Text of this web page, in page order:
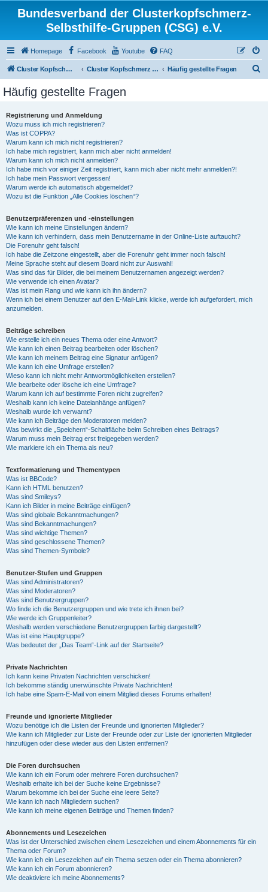
Bundesverband der Clusterkopfschmerz-
Selbsthilfe-Gruppen (CSG) e.V.
Homepage Facebook Youtube FAQ
Cluster Kopfschmerz Homepage Cluster Kopfschmerz Forum Häufig gestellte Fragen
Häufig gestellte Fragen
Registrierung und Anmeldung
Wozu muss ich mich registrieren?
Was ist COPPA?
Warum kann ich mich nicht registrieren?
Ich habe mich registriert, kann mich aber nicht anmelden!
Warum kann ich mich nicht anmelden?
Ich habe mich vor einiger Zeit registriert, kann mich aber nicht mehr anmelden?!
Ich habe mein Passwort vergessen!
Warum werde ich automatisch abgemeldet?
Wozu ist die Funktion „Alle Cookies löschen“?
Benutzerpräferenzen und -einstellungen
Wie kann ich meine Einstellungen ändern?
Wie kann ich verhindern, dass mein Benutzername in der Online-Liste auftaucht?
Die Forenuhr geht falsch!
Ich habe die Zeitzone eingestellt, aber die Forenuhr geht immer noch falsch!
Meine Sprache steht auf diesem Board nicht zur Auswahl!
Was sind das für Bilder, die bei meinem Benutzernamen angezeigt werden?
Wie verwende ich einen Avatar?
Was ist mein Rang und wie kann ich ihn ändern?
Wenn ich bei einem Benutzer auf den E-Mail-Link klicke, werde ich aufgefordert, mich
anzumelden.
Beiträge schreiben
Wie erstelle ich ein neues Thema oder eine Antwort?
Wie kann ich einen Beitrag bearbeiten oder löschen?
Wie kann ich meinem Beitrag eine Signatur anfügen?
Wie kann ich eine Umfrage erstellen?
Wieso kann ich nicht mehr Antwortmöglichkeiten erstellen?
Wie bearbeite oder lösche ich eine Umfrage?
Warum kann ich auf bestimmte Foren nicht zugreifen?
Weshalb kann ich keine Dateianhänge anfügen?
Weshalb wurde ich verwarnt?
Wie kann ich Beiträge den Moderatoren melden?
Was bewirkt die „Speichern“-Schaltfläche beim Schreiben eines Beitrags?
Warum muss mein Beitrag erst freigegeben werden?
Wie markiere ich ein Thema als neu?
Textformatierung und Thementypen
Was ist BBCode?
Kann ich HTML benutzen?
Was sind Smileys?
Kann ich Bilder in meine Beiträge einfügen?
Was sind globale Bekanntmachungen?
Was sind Bekanntmachungen?
Was sind wichtige Themen?
Was sind geschlossene Themen?
Was sind Themen-Symbole?
Benutzer-Stufen und Gruppen
Was sind Administratoren?
Was sind Moderatoren?
Was sind Benutzergruppen?
Wo finde ich die Benutzergruppen und wie trete ich ihnen bei?
Wie werde ich Gruppenleiter?
Weshalb werden verschiedene Benutzergruppen farbig dargestellt?
Was ist eine Hauptgruppe?
Was bedeutet der „Das Team“-Link auf der Startseite?
Private Nachrichten
Ich kann keine Privaten Nachrichten verschicken!
Ich bekomme ständig unerwünschte Private Nachrichten!
Ich habe eine Spam-E-Mail von einem Mitglied dieses Forums erhalten!
Freunde und ignorierte Mitglieder
Wozu benötige ich die Listen der Freunde und ignorierten Mitglieder?
Wie kann ich Mitglieder zur Liste der Freunde oder zur Liste der ignorierten Mitglieder
hinzufügen oder diese wieder aus den Listen entfernen?
Die Foren durchsuchen
Wie kann ich ein Forum oder mehrere Foren durchsuchen?
Weshalb erhalte ich bei der Suche keine Ergebnisse?
Warum bekomme ich bei der Suche eine leere Seite?
Wie kann ich nach Mitgliedern suchen?
Wie kann ich meine eigenen Beiträge und Themen finden?
Abonnements und Lesezeichen
Was ist der Unterschied zwischen einem Lesezeichen und einem Abonnements für ein
Thema oder Forum?
Wie kann ich ein Lesezeichen auf ein Thema setzen oder ein Thema abonnieren?
Wie kann ich ein Forum abonnieren?
Wie deaktiviere ich meine Abonnements?